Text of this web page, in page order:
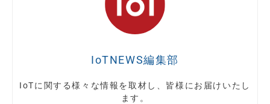
IoTNEWS編集部
IoTに関する様々な情報を取材し、皆様にお届けいたし
ます。